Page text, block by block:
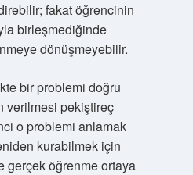
fakat öğrencinin
birleşmediğinde
dönüşmeyebilir.
bir problemi doğru
verilmesi pekiştireç
o problemi anlamak
kurabilmek için
gerçek öğrenme ortaya